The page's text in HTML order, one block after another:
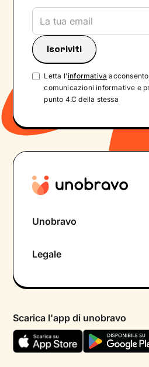
Letta l'informativa
comunicazioni informative e
punto 4.C della stessa
Unobravo
Psicologo in chat
Aiuto urgente
FAQ
Legale
Termini e condizioni
Informativa Privacy
Scarica l'app di unobravo